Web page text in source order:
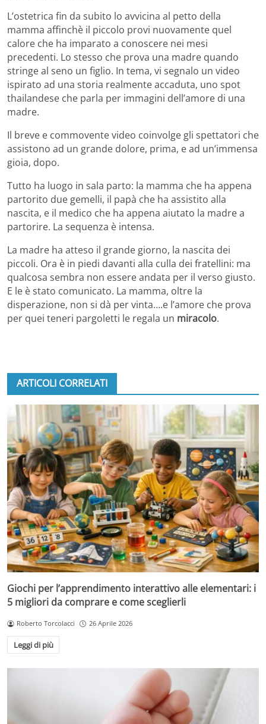
L’ostetrica fin da subito lo avvicina al petto della
mamma affinchè il piccolo provi nuovamente quel
calore che ha imparato a conoscere nei mesi
precedenti. Lo stesso che prova una madre quando
stringe al seno un figlio. In tema, vi segnalo un video
ispirato ad una storia realmente accaduta, uno spot
thailandese che parla per immagini dell’amore di una
madre.
Il breve e commovente video coinvolge gli spettatori che
assistono ad un grande dolore, prima, e ad un’immensa
gioia, dopo.
Tutto ha luogo in sala parto: la mamma che ha appena
partorito due gemelli, il papà che ha assistito alla
nascita, e il medico che ha appena aiutato la madre a
partorire. La sequenza è intensa.
La madre ha atteso il grande giorno, la nascita dei
piccoli. Ora è in piedi davanti alla culla dei fratellini: ma
qualcosa sembra non essere andata per il verso giusto.
E le è stato comunicato. La mamma, oltre la
disperazione, non si dà per vinta….e l’amore che prova
per quei teneri pargoletti le regala un miracolo.
ARTICOLI CORRELATI
Giochi per l’apprendimento interattivo alle elementari: i
5 migliori da comprare e come sceglierli
Roberto Torcolacci 26 Aprile 2026
Leggi di più